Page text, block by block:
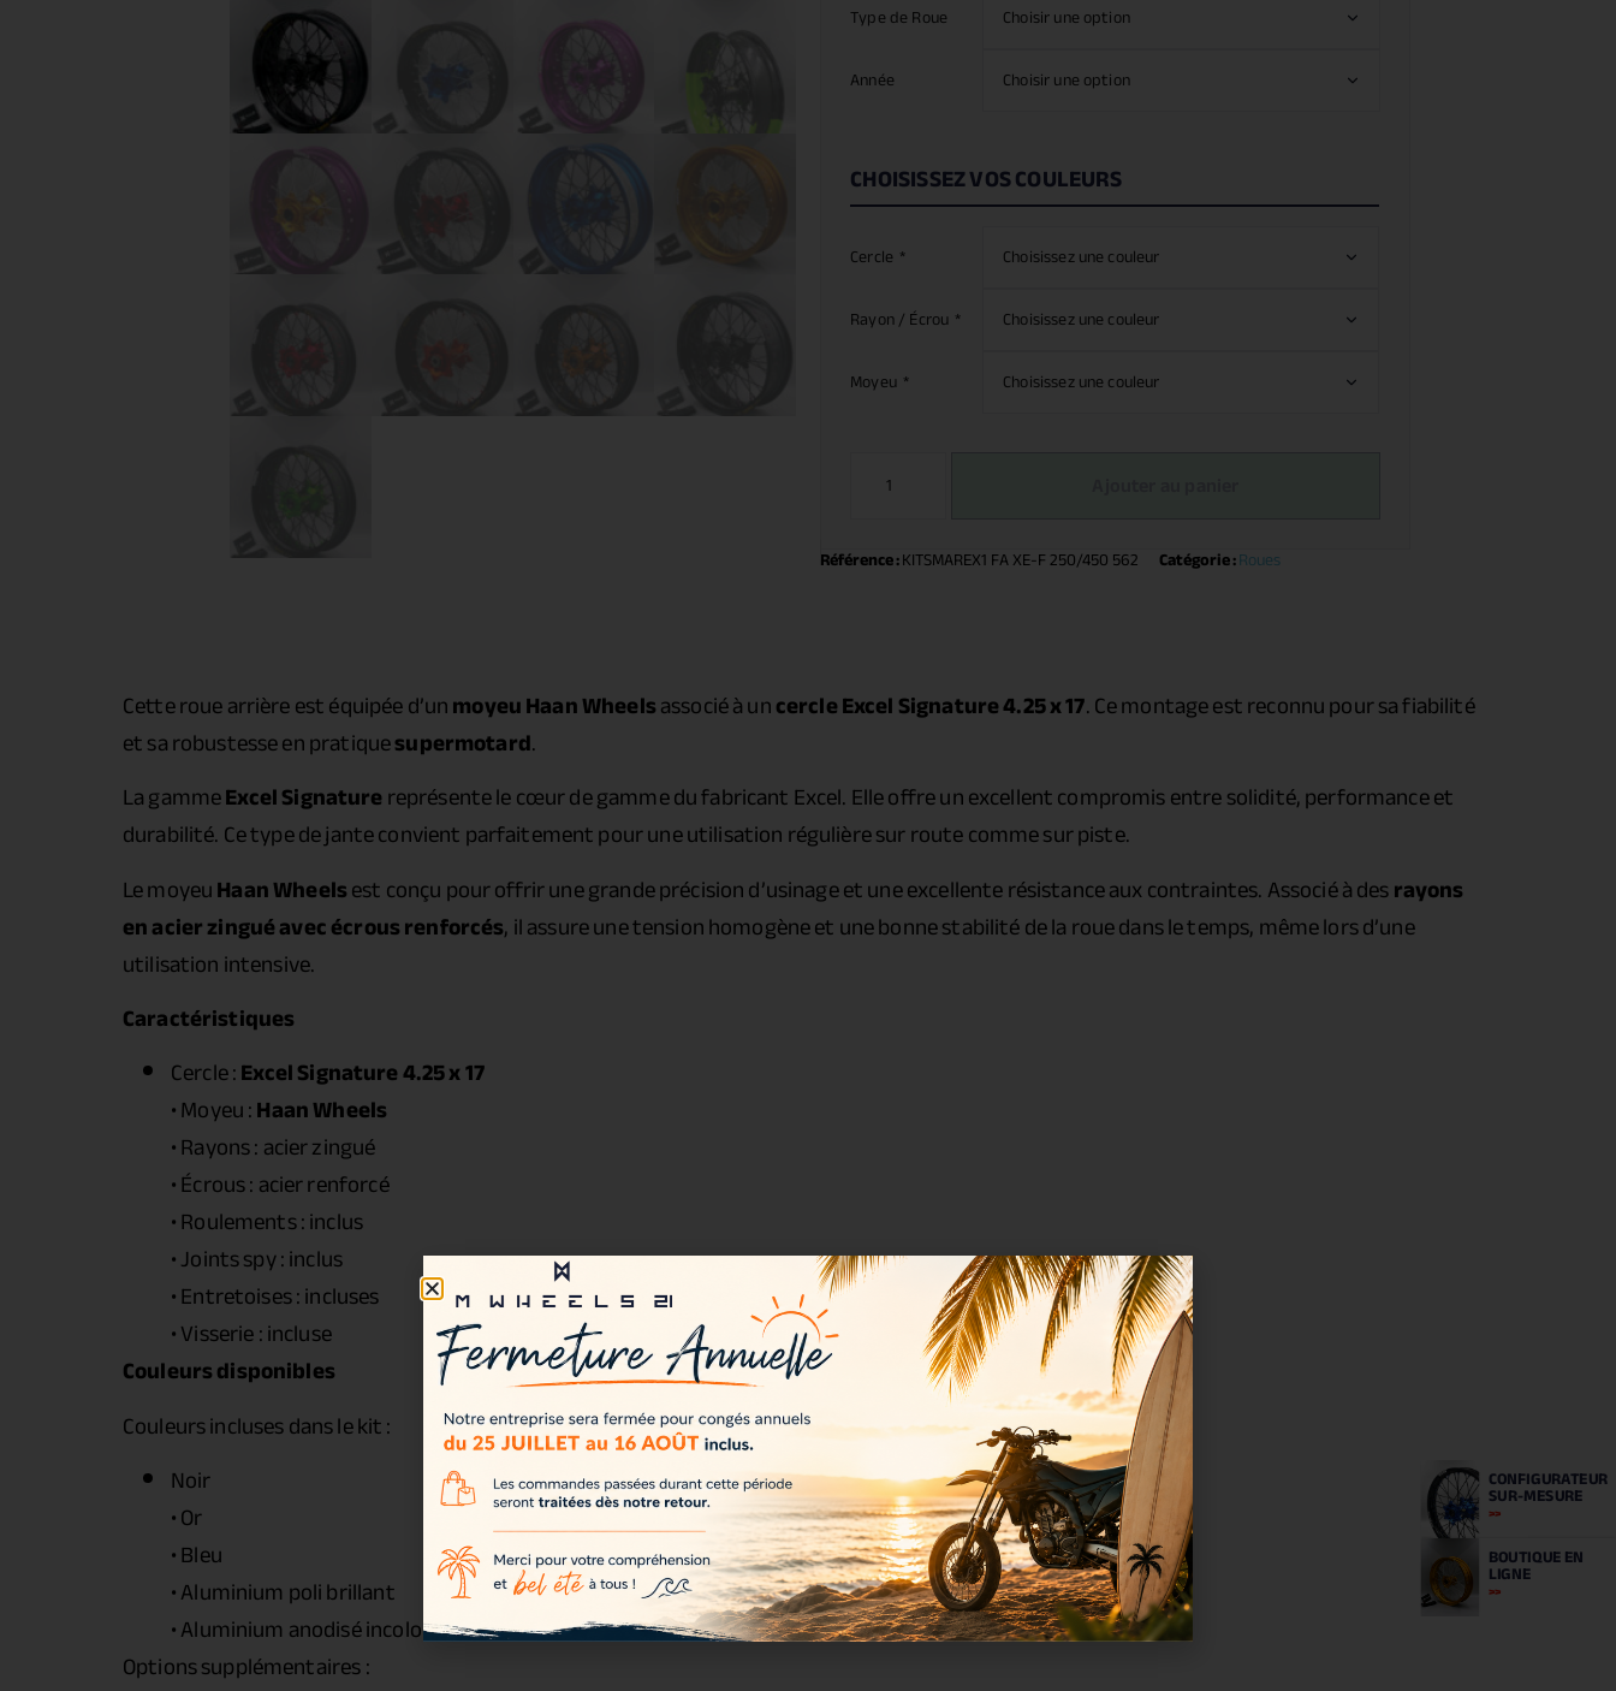
Type de Roue
Année
CHOISISSEZ VOS COULEURS
Cercle *
Rayon / Écrou *
Moyeu *
Référence :KITSMAREX1 FA XE-F 250/450 562 Catégorie :Roues
Cette roue arrière est équipée d’unmoyeu Haan Wheelsassocié à uncercle Excel Signature 4.25 x 17. Ce montage est reconnu pour sa fiabilité
et sa robustesse en pratiquesupermotard.
La gammeExcel Signaturereprésente le cœur de gamme du fabricant Excel. Elle offre un excellent compromis entre solidité, performance et
durabilité. Ce type de jante convient parfaitement pour une utilisation régulière sur route comme sur piste.
Le moyeuHaan Wheelsest conçu pour offrir une grande précision d’usinage et une excellente résistance aux contraintes. Associé à desrayons
en acier zingué avec écrous renforcés, il assure une tension homogène et une bonne stabilité de la roue dans le temps, même lors d’une
utilisation intensive.
Caractéristiques
Cercle :Excel Signature 4.25 x 17
• Moyeu :Haan Wheels
• Rayons : acier zingué
• Écrous : acier renforcé
• Roulements : inclus
• Joints spy : inclus
• Entretoises : incluses
• Visserie : incluse
Couleurs disponibles
Couleurs incluses dans le kit :
Noir
• Or
• Bleu
• Aluminium poli brillant
• Aluminium anodisé incolore
Options supplémentaires :
CONFIGURATEUR
SUR-MESURE
BOUTIQUEEN
LIGNE